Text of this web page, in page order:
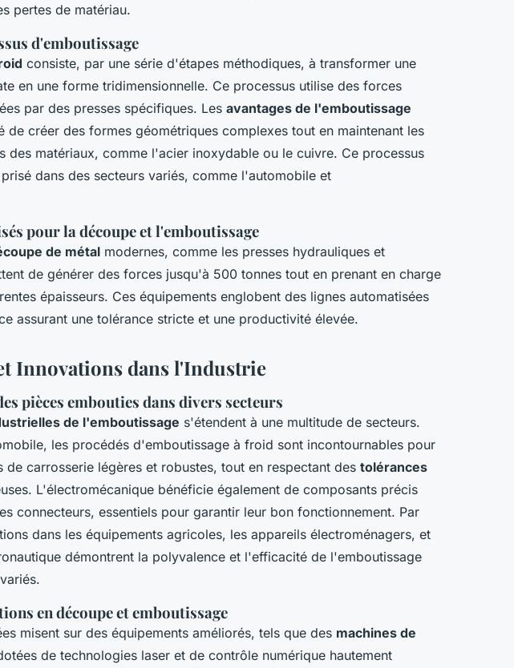
pertes de matériau.
d'emboutissage
consiste, par une série d'étapes méthodiques, à transformer une
en une forme tridimensionnelle. Ce processus utilise des forces
par des presses spécifiques. Les avantages de l'emboutissage
de créer des formes géométriques complexes tout en maintenant les
des matériaux, comme l'acier inoxydable ou le cuivre. Ce processus
dans des secteurs variés, comme l'automobile et
pour la découpe et l'emboutissage
de métal modernes, comme les presses hydrauliques et
de générer des forces jusqu'à 500 tonnes tout en prenant en charge
épaisseurs. Ces équipements englobent des lignes automatisées
assurant une tolérance stricte et une productivité élevée.
Innovations dans l'Industrie
pièces embouties dans divers secteurs
de l'emboutissage s'étendent à une multitude de secteurs.
les procédés d'emboutissage à froid sont incontournables pour
de carrosserie légères et robustes, tout en respectant des tolérances
L'électromécanique bénéficie également de composants précis
connecteurs, essentiels pour garantir leur bon fonctionnement. Par
dans les équipements agricoles, les appareils électroménagers, et
démontrent la polyvalence et l'efficacité de l'emboutissage
en découpe et emboutissage
misent sur des équipements améliorés, tels que des machines de
de technologies laser et de contrôle numérique hautement